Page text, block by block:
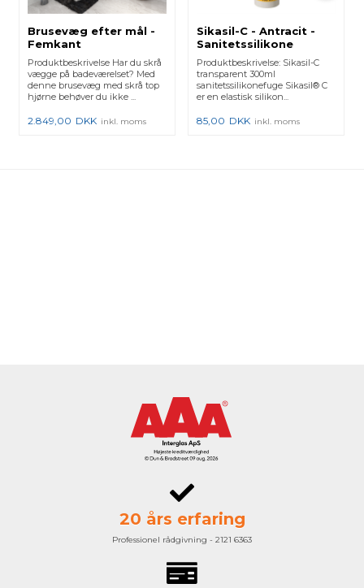
Brusevæg efter mål -
Femkant
Produktbeskrivelse Har du skrå
vægge på badeværelset? Med
denne brusevæg med skrå top
hjørne behøver du ikke ...
2.849,00 DKK inkl. moms
Sikasil-C - Antracit -
Sanitetssilikone
Produktbeskrivelse: Sikasil-C
transparent 300ml
sanitetssilikonefuge Sikasil® C
er en elastisk silikon...
85,00 DKK inkl. moms
20 års erfaring
Professionel rådgivning - 2121 6363